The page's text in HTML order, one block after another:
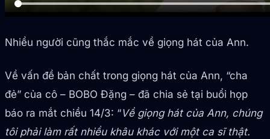
Nhiều người cũng thắc mắc về giọng hát của Ann.
Về vấn đề bản chất trong giọng hát của Ann, “cha
đẻ” của cô – BOBO Đặng – đã chia sẻ tại buổi họp
báo ra mắt chiều 14/3: “Về giọng hát của Ann, chúng
tôi phải làm rất nhiều khâu khác với một ca sĩ thật.